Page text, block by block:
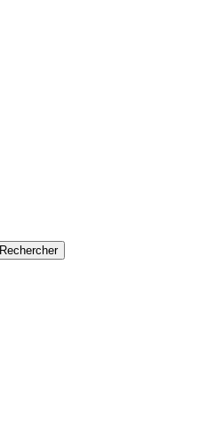
Rechercher